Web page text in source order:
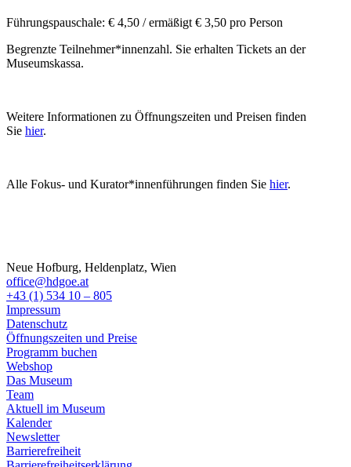
Führungspauschale: € 4,50 / ermäßigt € 3,50 pro Person
Begrenzte Teilnehmer*innenzahl. Sie erhalten Tickets an der
Museumskassa.
Weitere Informationen zu Öffnungszeiten und Preisen finden
Sie hier.
Alle Fokus- und Kurator*innenführungen finden Sie hier.
Neue Hofburg, Heldenplatz, Wien
office@hdgoe.at
+43 (1) 534 10 – 805
Impressum
Datenschutz
Öffnungszeiten und Preise
Programm buchen
Webshop
Das Museum
Team
Aktuell im Museum
Kalender
Newsletter
Barrierefreiheit